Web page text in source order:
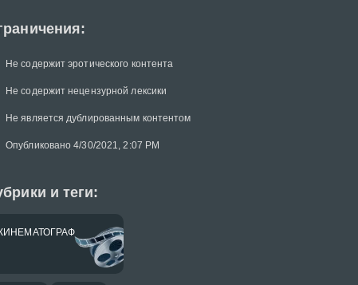
Не содержит эротического контента
Не содержит нецензурной лексики
Не является дублированным контентом
Опубликовано 4/30/2021, 2:07 PM
и теги:
КИНЕМАТОГРАФ